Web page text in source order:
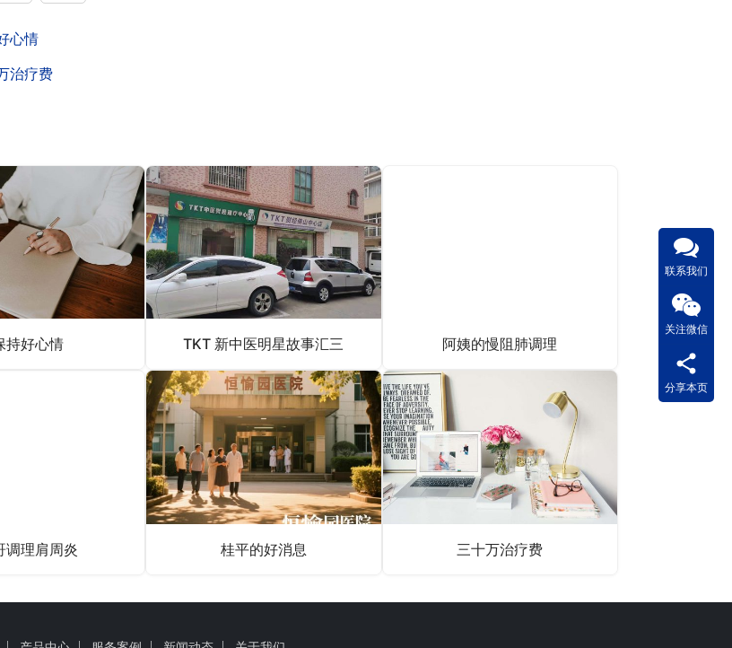
心情
治疗费
持好心情 TKT 新中医明星故事汇三 阿姨的慢阻肺调理
调理肩周炎 桂平的好消息 三十万治疗费
联系我们
关注微信
分享本页